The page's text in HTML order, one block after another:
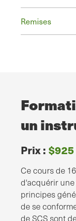
Remises
un
Prix : $925
Ce cours de
d'acquérir
principes
de se
de SCS sont